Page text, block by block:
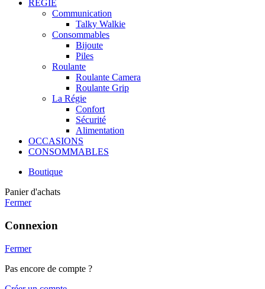
RÉGIE
Communication
Talky Walkie
Consommables
Bijoute
Piles
Roulante
Roulante Camera
Roulante Grip
La Régie
Confort
Sécurité
Alimentation
OCCASIONS
CONSOMMABLES
Boutique
Panier d'achats
Fermer
Connexion
Fermer
Pas encore de compte ?